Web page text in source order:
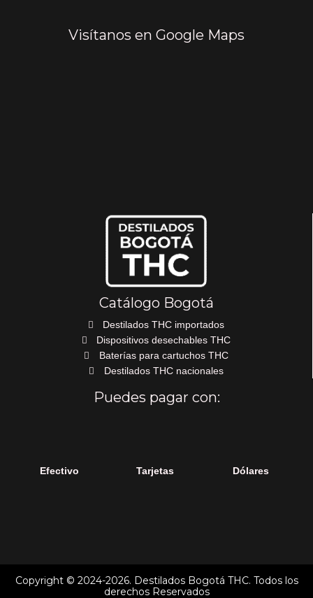
Visítanos en Google Maps
Catálogo Bogotá
Destilados THC importados
Dispositivos desechables THC
Baterías para cartuchos THC
Destilados THC nacionales
Puedes pagar con:
Efectivo Tarjetas Dólares
Copyright © 2024-2026. Destilados Bogotá THC. Todos los
derechos Reservados